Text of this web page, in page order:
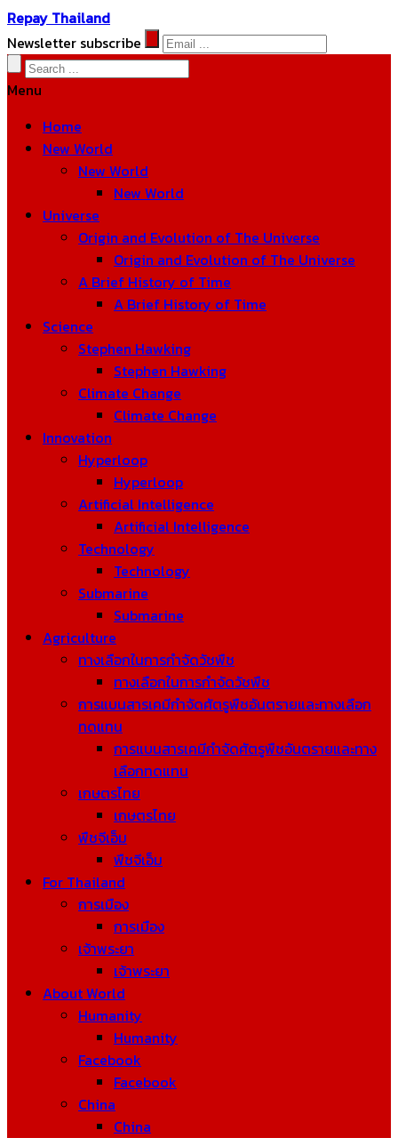
Repay Thailand
Newsletter subscribe
Menu
Home
New World
New World
New World
Universe
Origin and Evolution of The Universe
Origin and Evolution of The Universe
A Brief History of Time
A Brief History of Time
Science
Stephen Hawking
Stephen Hawking
Climate Change
Climate Change
Innovation
Hyperloop
Hyperloop
Artificial Intelligence
Artificial Intelligence
Technology
Technology
Submarine
Submarine
Agriculture
ทางเลือกในการกำจัดวัชพืช
ทางเลือกในการกำจัดวัชพืช
การแบนสารเคมีกำจัดศัตรูพืชอันตรายและทางเลือก
ทดแทน
การแบนสารเคมีกำจัดศัตรูพืชอันตรายและทาง
เลือกทดแทน
เกษตรไทย
เกษตรไทย
พืชจีเอ็ม
พืชจีเอ็ม
For Thailand
การเมือง
การเมือง
เจ้าพระยา
เจ้าพระยา
About World
Humanity
Humanity
Facebook
Facebook
China
China